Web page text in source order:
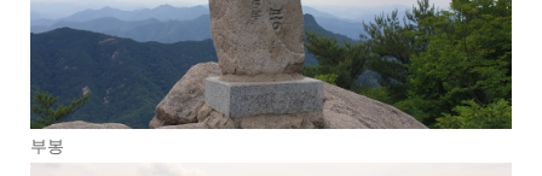
부봉